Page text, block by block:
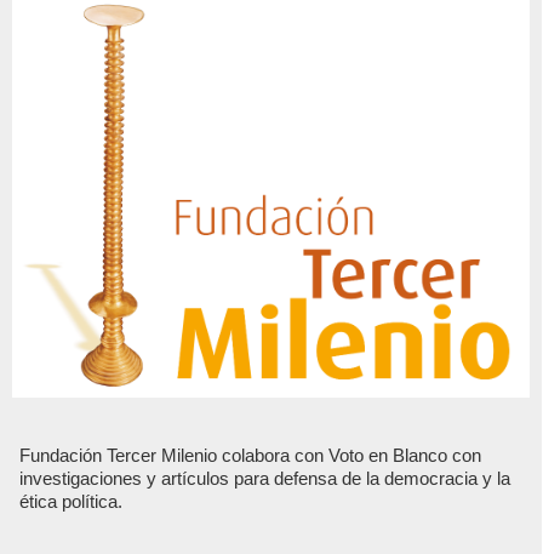
Fundación Tercer Milenio colabora con Voto en Blanco con
investigaciones y artículos para defensa de la democracia y la
ética política.